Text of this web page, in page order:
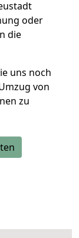
oder
die
uns noch
von
zu